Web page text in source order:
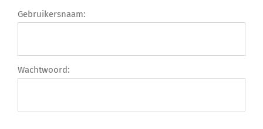
Gebruikersnaam:
Wachtwoord: